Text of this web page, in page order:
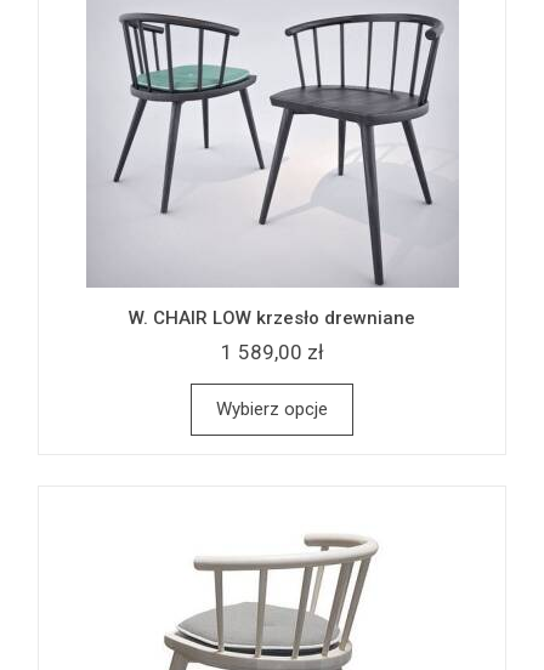
W. CHAIR LOW krzesło drewniane
1 589,00 zł
Wybierz opcje